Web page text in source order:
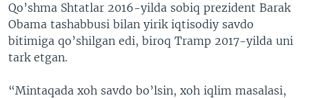
Qo’shma Shtatlar 2016-yilda sobiq prezident Barak
Obama tashabbusi bilan yirik iqtisodiy savdo
bitimiga qo’shilgan edi, biroq Tramp 2017-yilda uni
tark etgan.
“Mintaqada xoh savdo bo’lsin, xoh iqlim masalasi,